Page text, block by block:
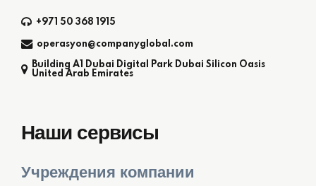
+971 50 368 1915
operasyon@companyglobal.com
Building A1 Dubai Digital Park Dubai Silicon Oasis
United Arab Emirates
Наши сервисы
Учреждения компании